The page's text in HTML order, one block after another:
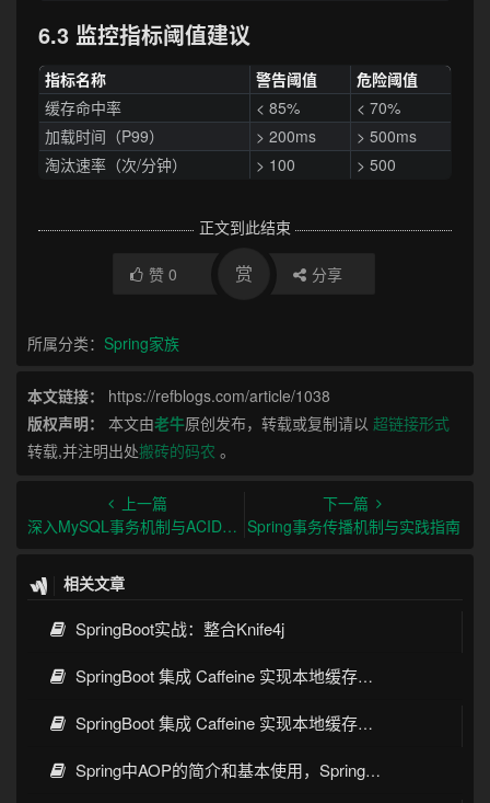
6.3 监控指标阈值建议
指标名称 警告阈值
危险阈值
缓存命中率
< 85%
< 70%
加载时间（P99）
> 200ms
> 500ms
淘汰速率（次/分钟）
> 100 > 500
正文到此结束
赞 0 赏 分享
所属分类： Spring家族
本文链接：
https://refblogs.com/article/1038
版权声明：
本文由老牛原创发布，转载或复制请以 超链接形式
转载,并注明出处搬砖的码农 。
上一篇
深入MySQL事务机制与ACID特性实现原理
下一篇
Spring事务传播机制与实践指南
相关文章
SpringBoot实战：整合Knife4j
SpringBoot 集成 Caffeine 实现本地缓存详解
SpringBoot 集成 Caffeine 实现本地缓存实战详解
Spring中AOP的简介和基本使用，SpringBoot使用AOP